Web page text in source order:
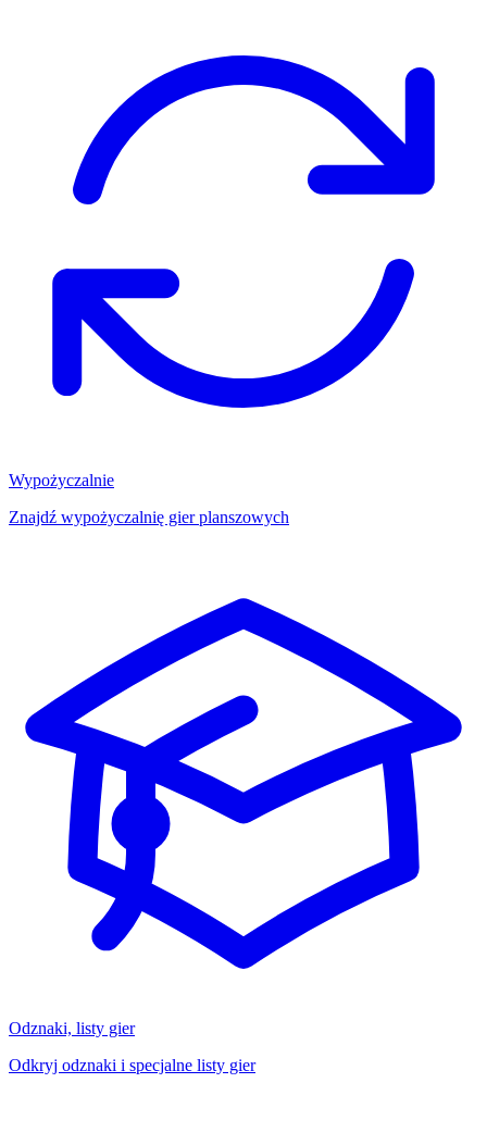
Wypożyczalnie
Znajdź wypożyczalnię gier planszowych
Odznaki, listy gier
Odkryj odznaki i specjalne listy gier